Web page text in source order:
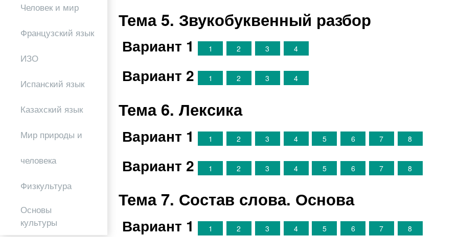
Человек и мир
Французский язык
ИЗО
Испанский язык
Казахский язык
Мир природы и
человека
Физкультура
Основы
культуры
Тема 5. Звукобуквенный разбор
Вариант 1 1 2 3 4
Вариант 2 1 2 3 4
Тема 6. Лексика
Вариант 1 1 2 3 4 5 6 7 8
Вариант 2 1 2 3 4 5 6 7 8
Тема 7. Состав слова. Основа
Вариант 1 1 2 3 4 5 6 7 8